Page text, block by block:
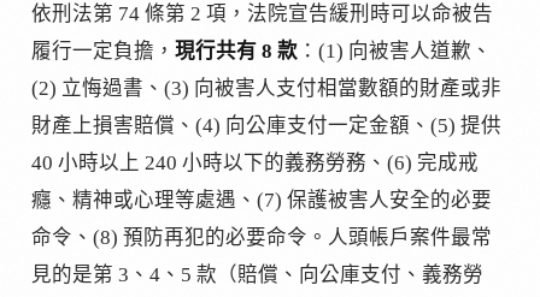
依刑法第 74 條第 2 項，法院宣告緩刑時可以命被告
履行一定負擔， 現行共有 8 款 ：(1) 向被害人道歉、
(2) 立悔過書、(3) 向被害人支付相當數額的財產或非
財產上損害賠償、(4) 向公庫支付一定金額、(5) 提供
40 小時以上 240 小時以下的義務勞務、(6) 完成戒
癮、精神或心理等處遇、(7) 保護被害人安全的必要
命令、(8) 預防再犯的必要命令。人頭帳戶案件最常
見的是第 3、4、5 款（賠償、向公庫支付、義務勞